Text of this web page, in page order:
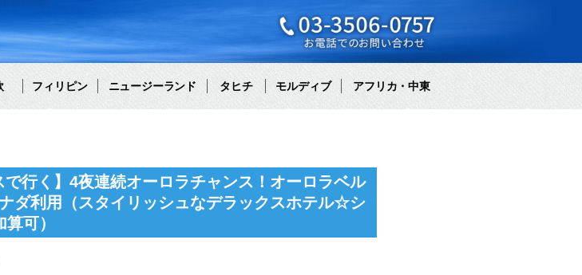
フィリピン ニュージーランド タヒチ モルディブ アフリカ・中東
で行く】4夜連続オーロラチャンス！オーロラベル
ダ利用（スタイリッシュなデラックスホテル☆シ
可）